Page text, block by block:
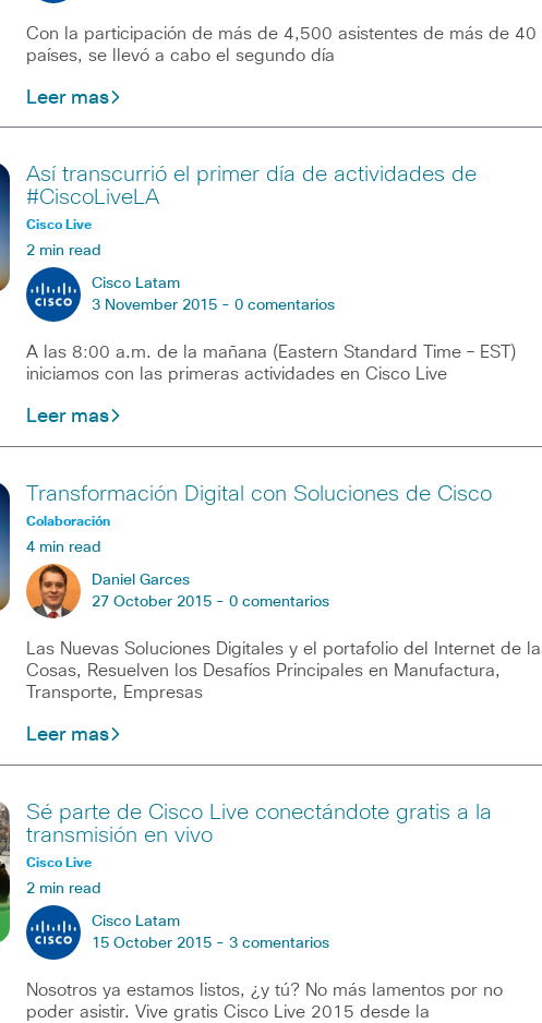
Con la participación de más de 4,500 asistentes de más de 40
países, se llevó a cabo el segundo día
Leer mas
Así transcurrió el primer día de actividades de
#CiscoLiveLA
Cisco Live
2 min read
Cisco Latam
3 November 2015 - 0 comentarios
A las 8:00 a.m. de la mañana (Eastern Standard Time – EST)
iniciamos con las primeras actividades en Cisco Live
Leer mas
Transformación Digital con Soluciones de Cisco
Colaboración
4 min read
Daniel Garces
27 October 2015 - 0 comentarios
Las Nuevas Soluciones Digitales y el portafolio del Internet de
Cosas, Resuelven los Desafíos Principales en Manufactura,
Transporte, Empresas
Leer mas
Sé parte de Cisco Live conectándote gratis a la
transmisión en vivo
Cisco Live
2 min read
Cisco Latam
15 October 2015 - 3 comentarios
Nosotros ya estamos listos, ¿y tú? No más lamentos por no
poder asistir. Vive gratis Cisco Live 2015 desde la